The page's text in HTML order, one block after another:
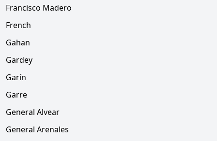
Francisco Madero
French
Gahan
Gardey
Garín
Garre
General Alvear
General Arenales